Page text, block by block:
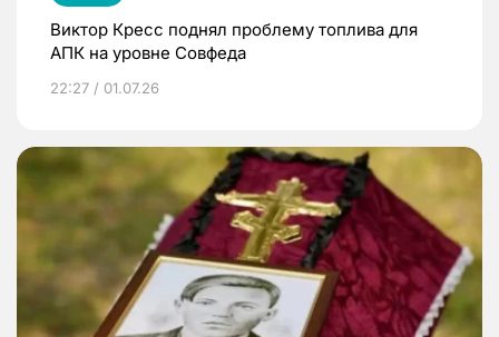
Виктор Кресс поднял проблему топлива для
АПК на уровне Совфеда
22:27 / 01.07.26